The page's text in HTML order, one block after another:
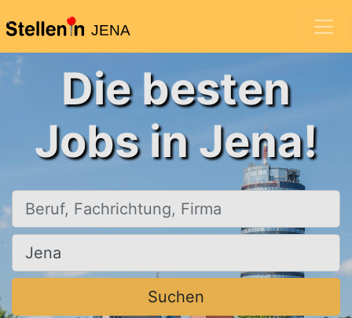
JENA
Die besten
Jobs in Jena!
Beruf, Fachrichtung, Firma
Ort, Stadt
Suchen